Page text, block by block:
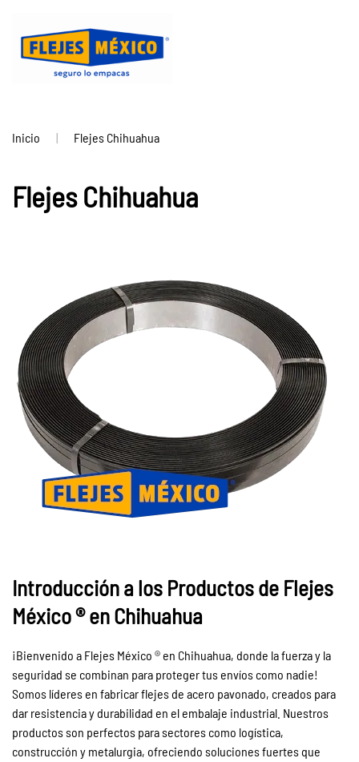
Ir
al
Inicio Flejes Chihuahua
Flejes Chihuahua
Introducción a los Productos de Flejes
México ® en Chihuahua
¡Bienvenido a Flejes México ® en Chihuahua, donde la fuerza y la
seguridad se combinan para proteger tus envíos como nadie!
Somos líderes en fabricar flejes de acero pavonado, creados para
dar resistencia y durabilidad en el embalaje industrial. Nuestros
productos son perfectos para sectores como logística,
construcción y metalurgia, ofreciendo soluciones fuertes que